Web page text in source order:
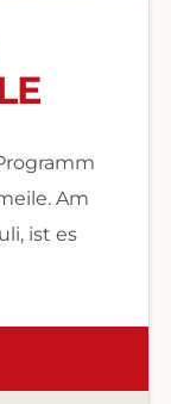
Am
ist es